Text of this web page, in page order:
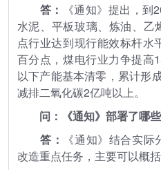
答：
《通知》提出，到
水泥、平板玻璃、炼油、乙
点行业达到现行能效标杆水
百分点，煤电行业力争提高
以下产能基本清零，累计形
减排二氧化碳2亿吨以上。
问：《通知》部署了哪
答：
《通知》结合实
改造重点任务，主要可以概